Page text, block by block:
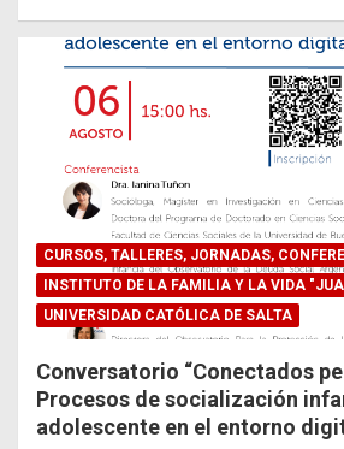
CURSOS, TALLERES, JORNADAS,
INSTITUTO DE LA FAMILIA Y LA VIDA
UNIVERSIDAD CATÓLICA DE SALTA
Conversatorio “Conectados
Procesos de socialización
adolescente en el entorno